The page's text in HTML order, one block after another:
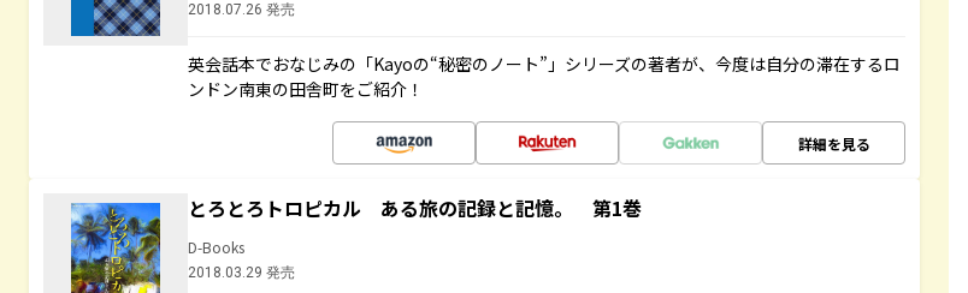
2018.07.26 発売
英会話本でおなじみの「Kayoの“秘密のノート”」シリーズの著者が、今度は自分の滞在するロ
ンドン南東の田舎町をご紹介！
詳細を見る
とろとろトロピカル ある旅の記録と記憶。 第1巻
D-Books
2018.03.29 発売